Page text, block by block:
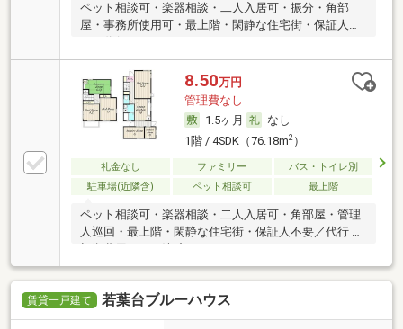
ペット相談可・楽器相談・二人入居可・振分・角部
屋・事務所使用可・最上階・閑静な住宅街・保証人不
8.50万円
管理費なし
1.5ヶ月
なし
1階 / 4SDK（76.18m2）
礼金なし ファミリー
バス・トイレ別
駐車場(近隣含)
ペット相談可 最上階
ペット相談可・楽器相談・二人入居可・角部屋・管理
人巡回・最上階・閑静な住宅街・保証人不要／代行 ・
初期費用カード決済可
賃貸一戸建て 若葉台ブルーハウス